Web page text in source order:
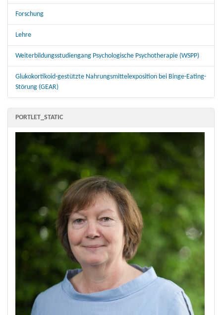
Forschung
Lehre
Weiterbildungsstudiengang Psychologische Psychotherapie (WSPP)
Glukokortikoid-gestützte Nahrungsmittelexposition bei Binge-Eating-
Störung (GEAR)
PORTLET_STATIC